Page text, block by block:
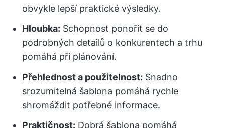
obvykle lepší praktické výsledky.
Hloubka: Schopnost ponořit se do
podrobných detailů o konkurentech a trhu
pomáhá při plánování.
Přehlednost a použitelnost: Snadno
srozumitelná šablona pomáhá rychle
shromáždit potřebné informace.
Praktičnost: Dobrá šablona pomáhá